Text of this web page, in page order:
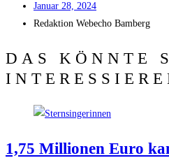
Janu­ar 28, 2024
Redak­ti­on Web­echo Bamberg
DAS KÖNNTE
1,75 Mil­lio­nen Euro